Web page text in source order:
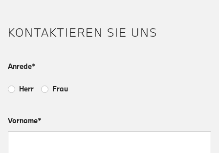
KONTAKTIEREN SIE UNS
Anrede*
Herr Frau
Vorname*